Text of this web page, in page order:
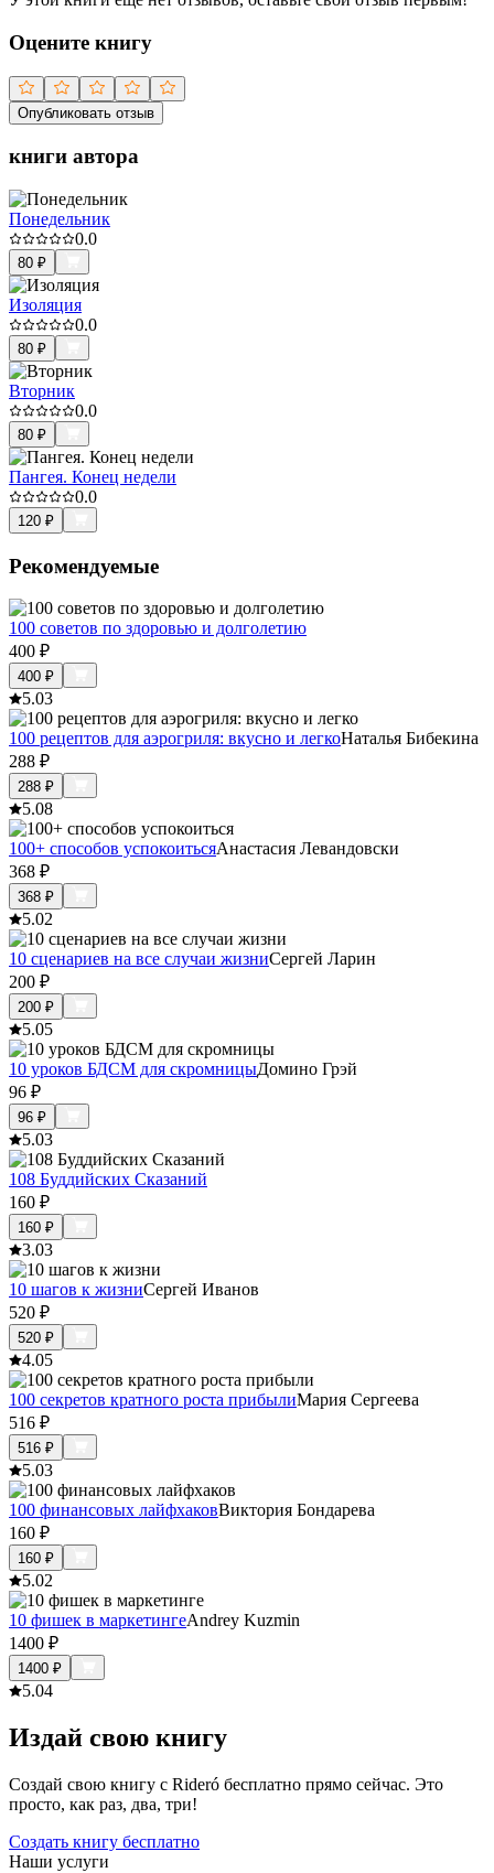
Оцените книгу
Опубликовать отзыв
книги автора
Понедельник
0.0
80 ₽
Изоляция
0.0
80 ₽
Вторник
0.0
80 ₽
Пангея. Конец недели
0.0
120 ₽
Рекомендуемые
100 советов по здоровью и долголетию
400 ₽
400 ₽
5.03
100 рецептов для аэрогриля: вкусно и легкоНаталья Бибекина
288 ₽
288 ₽
5.08
100+ способов успокоитьсяАнастасия Левандовски
368 ₽
368 ₽
5.02
10 сценариев на все случаи жизниСергей Ларин
200 ₽
200 ₽
5.05
10 уроков БДСМ для скромницыДомино Грэй
96 ₽
96 ₽
5.03
108 Буддийских Сказаний
160 ₽
160 ₽
3.03
10 шагов к жизниСергей Иванов
520 ₽
520 ₽
4.05
100 секретов кратного роста прибылиМария Сергеева
516 ₽
516 ₽
5.03
100 финансовых лайфхаковВиктория Бондарева
160 ₽
160 ₽
5.02
10 фишек в маркетингеAndrey Kuzmin
1400 ₽
1400 ₽
5.04
Издай свою книгу
Создай свою книгу с Rideró бесплатно прямо сейчас. Это
просто, как раз, два, три!
Создать книгу бесплатно
Наши услуги